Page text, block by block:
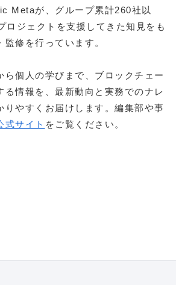
Metaが、グループ累計260社以
ロジェクトを支援してきた知見をも
修を行っています。
ら個人の学びまで、ブロックチェー
る情報を、最新動向と実務でのナレ
りやすくお届けします。編集部や事
式サイト をご覧ください。